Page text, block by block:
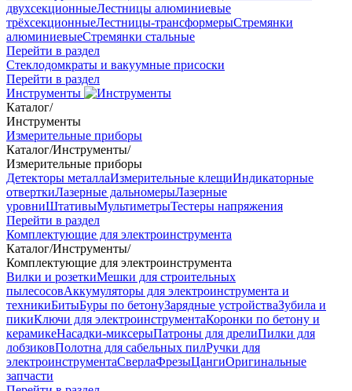
двухсекционныеЛестницы алюминиевые
трёхсекционныеЛестницы-трансформерыСтремянки
алюминиевыеСтремянки стальные
Перейти в раздел
Стеклодомкраты и вакуумные присоски
Перейти в раздел
Инструменты
Каталог/
Инструменты
Измерительные приборы
Каталог/Инструменты/
Измерительные приборы
Детекторы металлаИзмерительные клещиИндикаторные
отверткиЛазерные дальномерыЛазерные
уровниШтативыМультиметрыТестеры напряжения
Перейти в раздел
Комплектующие для электроинструмента
Каталог/Инструменты/
Комплектующие для электроинструмента
Вилки и розеткиМешки для строительных
пылесосовАккумуляторы для электроинструмента и
техникиБитыБуры по бетонуЗарядные устройстваЗубила и
пикиКлючи для электроинструментаКоронки по бетону и
керамикеНасадки-миксерыПатроны для дрелиПилки для
лобзиковПолотна для сабельных пилРучки для
электроинструментаСверлаФрезыЦангиОригинальные
запчасти